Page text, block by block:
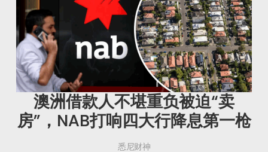
澳洲借款人不堪重负被迫“卖
房”，NAB打响四大行降息第一枪
悉尼财神